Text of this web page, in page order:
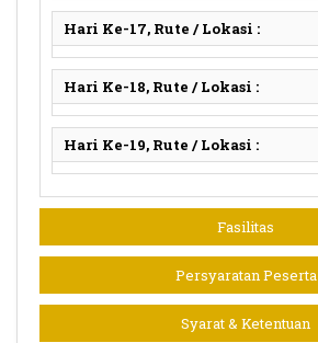
Hari Ke-17, Rute / Lokasi :
Hari Ke-18, Rute / Lokasi :
Hari Ke-19, Rute / Lokasi :
Fasilitas
Persyaratan Peserta
Syarat & Ketentuan